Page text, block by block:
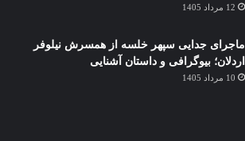
12 مرداد 1405
ماجرای جدایی سپهر خلسه از همسرش نیلوفر
اردلان؛ بیوگرافی و داستان آشنایی
10 مرداد 1405